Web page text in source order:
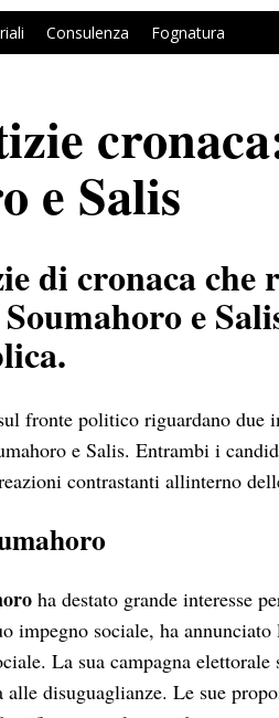
Consulenza Fognatura
e Salis
di cronaca che
e
fronte politico riguardano due
e Salis. Entrambi i
contrastanti allinterno
ha destato grande interesse
impegno sociale, ha
La sua campagna
disuguaglianze. Le sue